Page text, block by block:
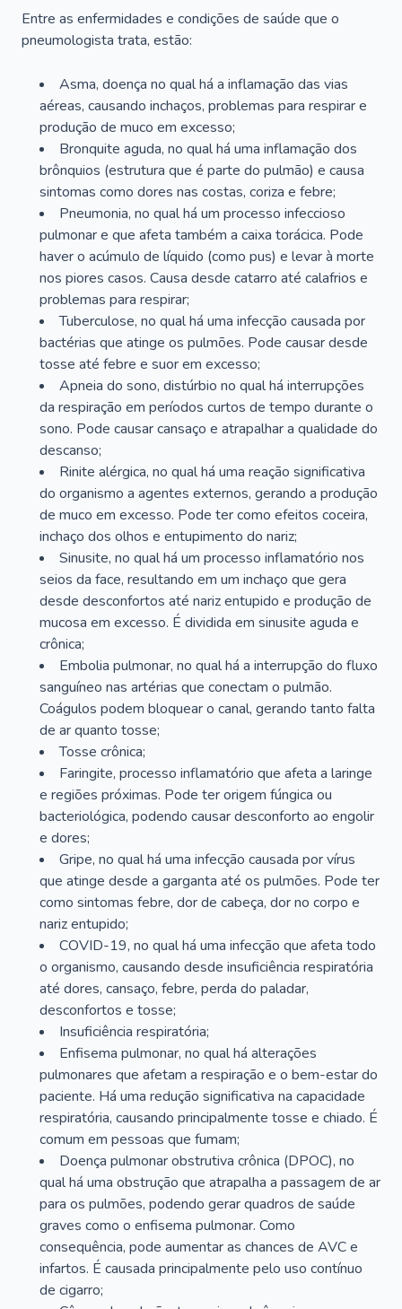
Entre as enfermidades e condições de saúde que o
pneumologista trata, estão:
Asma, doença no qual há a inflamação das vias
aéreas, causando inchaços, problemas para respirar e
produção de muco em excesso;
Bronquite aguda, no qual há uma inflamação dos
brônquios (estrutura que é parte do pulmão) e causa
sintomas como dores nas costas, coriza e febre;
Pneumonia, no qual há um processo infeccioso
pulmonar e que afeta também a caixa torácica. Pode
haver o acúmulo de líquido (como pus) e levar à morte
nos piores casos. Causa desde catarro até calafrios e
problemas para respirar;
Tuberculose, no qual há uma infecção causada por
bactérias que atinge os pulmões. Pode causar desde
tosse até febre e suor em excesso;
Apneia do sono, distúrbio no qual há interrupções
da respiração em períodos curtos de tempo durante o
sono. Pode causar cansaço e atrapalhar a qualidade do
descanso;
Rinite alérgica, no qual há uma reação significativa
do organismo a agentes externos, gerando a produção
de muco em excesso. Pode ter como efeitos coceira,
inchaço dos olhos e entupimento do nariz;
Sinusite, no qual há um processo inflamatório nos
seios da face, resultando em um inchaço que gera
desde desconfortos até nariz entupido e produção de
mucosa em excesso. É dividida em sinusite aguda e
crônica;
Embolia pulmonar, no qual há a interrupção do fluxo
sanguíneo nas artérias que conectam o pulmão.
Coágulos podem bloquear o canal, gerando tanto falta
de ar quanto tosse;
Tosse crônica;
Faringite, processo inflamatório que afeta a laringe
e regiões próximas. Pode ter origem fúngica ou
bacteriológica, podendo causar desconforto ao engolir
e dores;
Gripe, no qual há uma infecção causada por vírus
que atinge desde a garganta até os pulmões. Pode ter
como sintomas febre, dor de cabeça, dor no corpo e
nariz entupido;
COVID-19, no qual há uma infecção que afeta todo
o organismo, causando desde insuficiência respiratória
até dores, cansaço, febre, perda do paladar,
desconfortos e tosse;
Insuficiência respiratória;
Enfisema pulmonar, no qual há alterações
pulmonares que afetam a respiração e o bem-estar do
paciente. Há uma redução significativa na capacidade
respiratória, causando principalmente tosse e chiado. É
comum em pessoas que fumam;
Doença pulmonar obstrutiva crônica (DPOC), no
qual há uma obstrução que atrapalha a passagem de ar
para os pulmões, podendo gerar quadros de saúde
graves como o enfisema pulmonar. Como
consequência, pode aumentar as chances de AVC e
infartos. É causada principalmente pelo uso contínuo
de cigarro;